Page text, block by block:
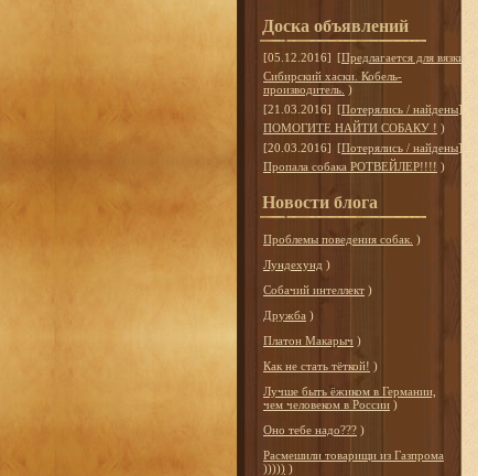
Доска объявлений
[05.12.2016] [Предлагается для вязки
Сибирский хаски. Кобель-
производитель. )
[21.03.2016] [Потерялись / найдены]
ПОМОГИТЕ НАЙТИ СОБАКУ ! )
[20.03.2016] [Потерялись / найдены]
Пропала собака РОТВЕЙЛЕР!!!! )
Новости блога
Проблемы поведения собак. )
Лундехунд )
Собачий интеллект )
Дружба )
Платон Макарыч )
Как не стать тёткой! )
Лучше быть ёжиком в Германии,
чем человеком в России )
Оно тебе надо??? )
Расмешили товарищи из Газпрома
))))) )